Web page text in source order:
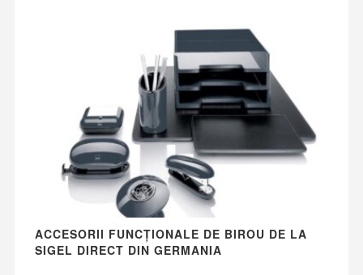
ACCESORII FUNCȚIONALE DE BIROU DE LA
SIGEL DIRECT DIN GERMANIA